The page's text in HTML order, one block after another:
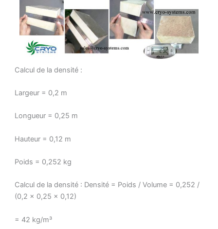
Calcul de la densité :
Largeur = 0,2 m
Longueur = 0,25 m
Hauteur = 0,12 m
Poids = 0,252 kg
Calcul de la densité : Densité = Poids / Volume = 0,252 /
(0,2 × 0,25 × 0,12)
= 42 kg/m³